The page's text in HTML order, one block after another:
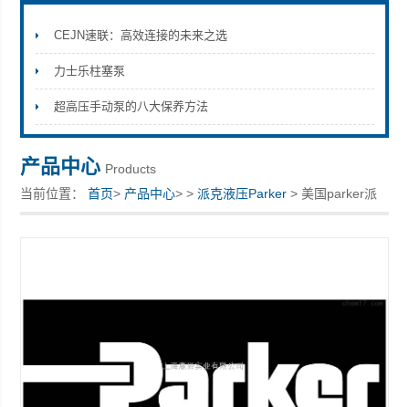
上海康驿实业有限公司
CEJN速联：高效连接的未来之选
力士乐柱塞泵
超高压手动泵的八大保养方法
产品中心 Products
当前位置：首页> 产品中心> >派克液压Parker > 美国parker派
克全新气动阀M31-C6-FS0L现货